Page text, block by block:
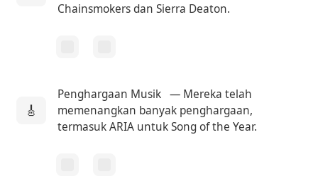
Chainsmokers dan Sierra Deaton.
🎸
Penghargaan Musik — Mereka telah
memenangkan banyak penghargaan,
termasuk ARIA untuk Song of the Year.